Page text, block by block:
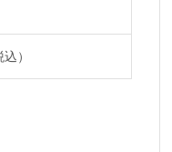
）